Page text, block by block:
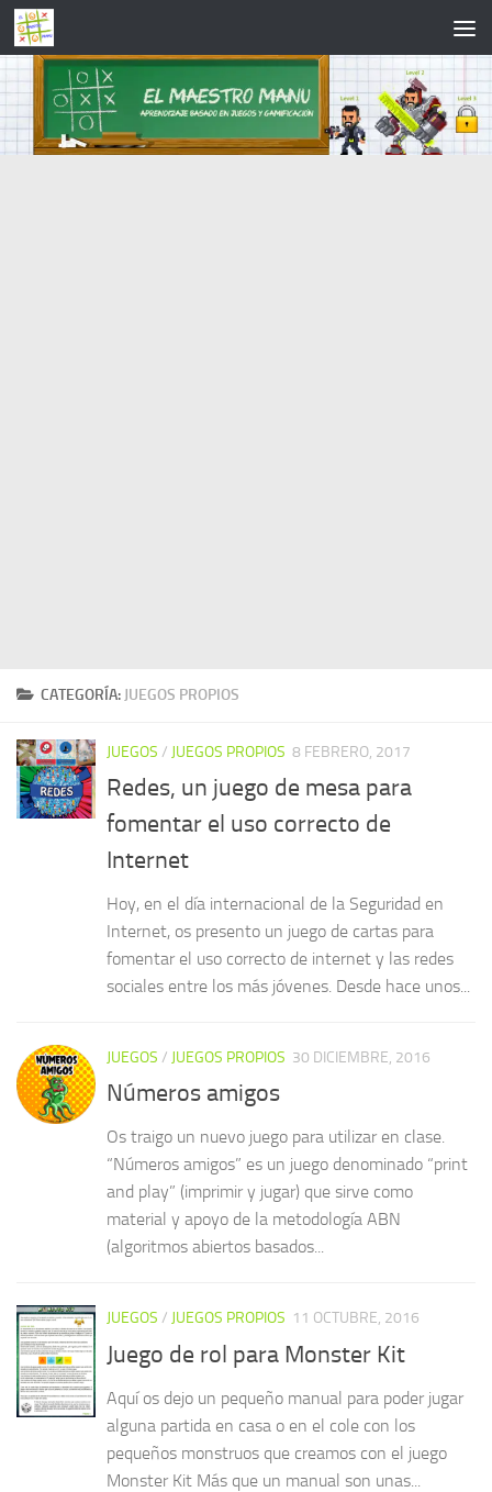
Saltar al contenido
CATEGORÍA: JUEGOS PROPIOS
JUEGOS / JUEGOS PROPIOS 8 FEBRERO, 2017
Redes, un juego de mesa para
fomentar el uso correcto de
Internet
Hoy, en el día internacional de la Seguridad en
Internet, os presento un juego de cartas para
fomentar el uso correcto de internet y las redes
sociales entre los más jóvenes. Desde hace unos...
JUEGOS / JUEGOS PROPIOS 30 DICIEMBRE, 2016
Números amigos
Os traigo un nuevo juego para utilizar en clase.
“Números amigos” es un juego denominado “print
and play” (imprimir y jugar) que sirve como
material y apoyo de la metodología ABN
(algoritmos abiertos basados...
JUEGOS / JUEGOS PROPIOS 11 OCTUBRE, 2016
Juego de rol para Monster Kit
Aquí os dejo un pequeño manual para poder jugar
alguna partida en casa o en el cole con los
pequeños monstruos que creamos con el juego
Monster Kit Más que un manual son unas...